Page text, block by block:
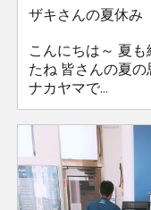
ザキさんの夏休み
こんにちは～ 夏
たね 皆さんの夏
ナカヤマで...